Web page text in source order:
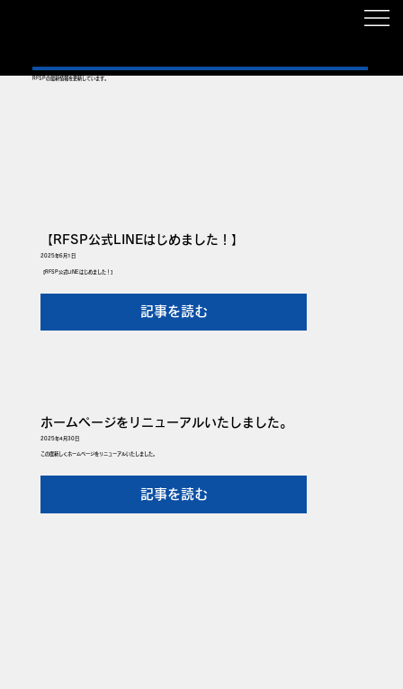
RFSPの最新情報を更新しています。
【RFSP公式LINEはじめました！】
2025年6月1日
【RFSP公式LINEはじめました！】
記事を読む
ホームページをリニューアルいたしました。
2025年4月30日
この度新しくホームページをリニューアルいたしました。
記事を読む